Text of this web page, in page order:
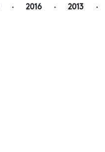
· 2016 · 2013
·